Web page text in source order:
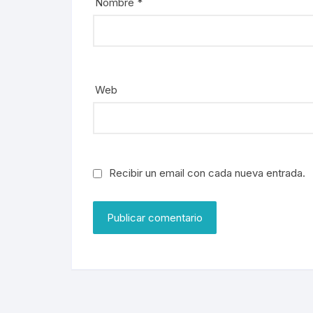
Web
Recibir un email con cada nueva entrada.